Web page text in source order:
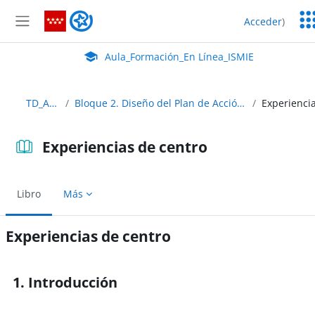
Panel lateral
Aula_Formación_En Línea_ISMIE Acceder)
Aula Virtual de EducaMadrid:
Aula_Formación_En Línea_ISMIE
TD_Abierto Bloque 2. Diseño del Plan de Acción (Cómo hacer SELFIE)
Experiencias de centro
Libro Más
Experiencias de centro
1. Introducción